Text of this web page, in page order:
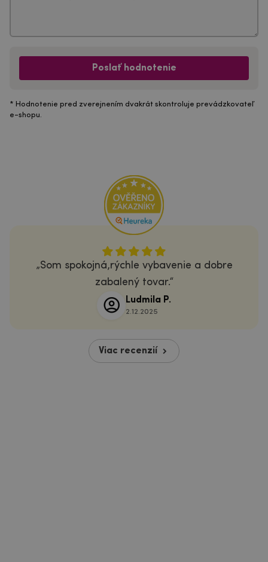
Poslať hodnotenie
* Hodnotenie pred zverejnením dvakrát skontroluje prevádzkovateľ
e-shopu.
Som spokojná,rýchle vybavenie a dobre
zabalený tovar.
Ludmila P.
2.12.2025
Viac recenzií